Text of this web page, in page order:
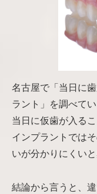
名古屋で「当日に
ラント」を調べて
当日に仮歯が入る
インプラントでは
いが分かりにくい
結論から言うと、